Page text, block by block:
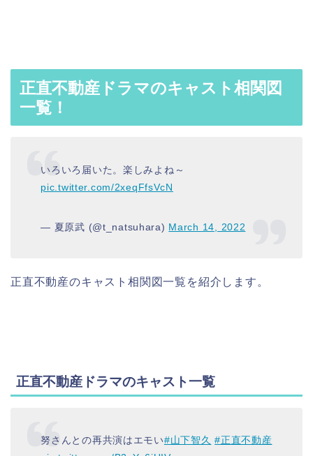
正直不動産ドラマのキャスト相関図
一覧！
いろいろ届いた。楽しみよね～
pic.twitter.com/2xeqFfsVcN
— 夏原武 (@t_natsuhara) March 14, 2022
正直不動産のキャスト相関図一覧を紹介します。
正直不動産ドラマのキャスト一覧
努さんとの再共演はエモい#山下智久 #正直不動産